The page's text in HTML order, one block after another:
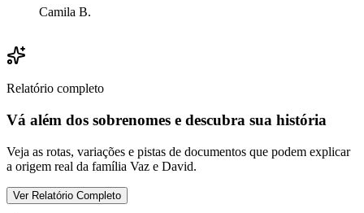
Camila B.
Relatório completo
Vá além dos sobrenomes e descubra sua história
Veja as rotas, variações e pistas de documentos que podem explicar
a origem real da família Vaz e David.
Ver Relatório Completo